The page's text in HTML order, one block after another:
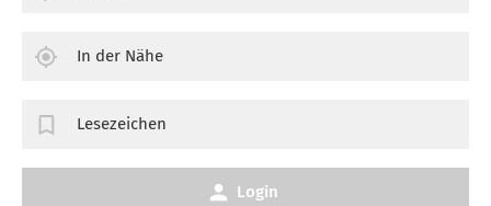
In der Nähe
Lesezeichen
Login